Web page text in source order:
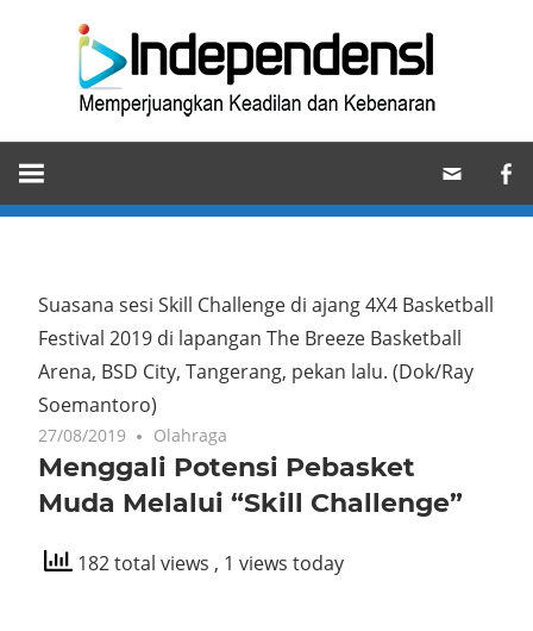
Memperjuangkan
Keadilan
dan
Suasana sesi Skill Challenge di ajang 4X4 Basketball
Festival 2019 di lapangan The Breeze Basketball
Arena, BSD City, Tangerang, pekan lalu. (Dok/Ray
Soemantoro)
27/08/2019 Olahraga
Menggali Potensi Pebasket
Muda Melalui “Skill Challenge”
182 total views , 1 views today